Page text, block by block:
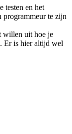
testen en het
programmeur te zijn
willen uit hoe je
. Er is hier altijd wel